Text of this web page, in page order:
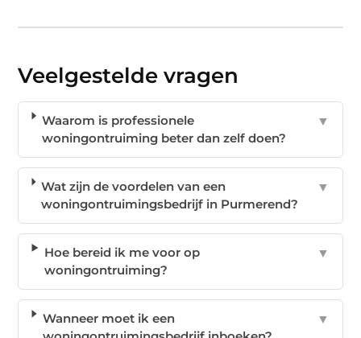
Veelgestelde vragen
Waarom is professionele
woningontruiming beter dan zelf doen?
▼
Wat zijn de voordelen van een
woningontruimingsbedrijf in Purmerend?
▼
Hoe bereid ik me voor op
woningontruiming?
▼
Wanneer moet ik een
▼